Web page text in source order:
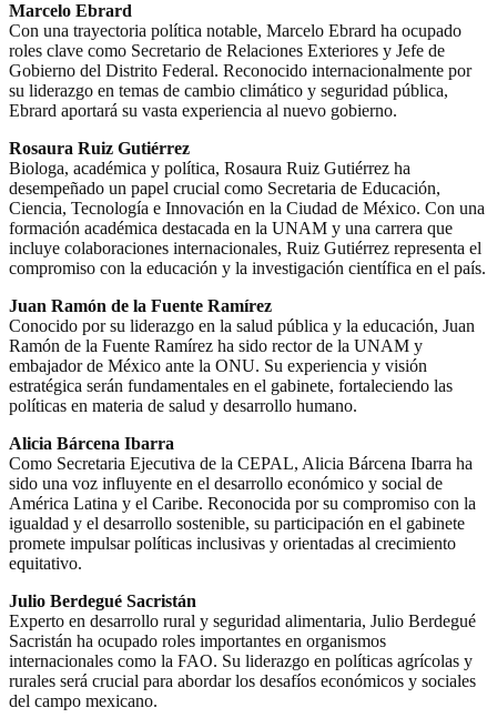
Marcelo Ebrard
Con una trayectoria política notable, Marcelo Ebrard ha ocupado
roles clave como Secretario de Relaciones Exteriores y Jefe de
Gobierno del Distrito Federal. Reconocido internacionalmente por
su liderazgo en temas de cambio climático y seguridad pública,
Ebrard aportará su vasta experiencia al nuevo gobierno.
Rosaura Ruiz Gutiérrez
Biologa, académica y política, Rosaura Ruiz Gutiérrez ha
desempeñado un papel crucial como Secretaria de Educación,
Ciencia, Tecnología e Innovación en la Ciudad de México. Con una
formación académica destacada en la UNAM y una carrera que
incluye colaboraciones internacionales, Ruiz Gutiérrez representa el
compromiso con la educación y la investigación científica en el país.
Juan Ramón de la Fuente Ramírez
Conocido por su liderazgo en la salud pública y la educación, Juan
Ramón de la Fuente Ramírez ha sido rector de la UNAM y
embajador de México ante la ONU. Su experiencia y visión
estratégica serán fundamentales en el gabinete, fortaleciendo las
políticas en materia de salud y desarrollo humano.
Alicia Bárcena Ibarra
Como Secretaria Ejecutiva de la CEPAL, Alicia Bárcena Ibarra ha
sido una voz influyente en el desarrollo económico y social de
América Latina y el Caribe. Reconocida por su compromiso con la
igualdad y el desarrollo sostenible, su participación en el gabinete
promete impulsar políticas inclusivas y orientadas al crecimiento
equitativo.
Julio Berdegué Sacristán
Experto en desarrollo rural y seguridad alimentaria, Julio Berdegué
Sacristán ha ocupado roles importantes en organismos
internacionales como la FAO. Su liderazgo en políticas agrícolas y
rurales será crucial para abordar los desafíos económicos y sociales
del campo mexicano.